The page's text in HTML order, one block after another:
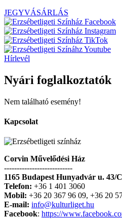
JEGYVÁSÁRLÁS
Hírlevél
Nyári foglalkoztatók
Nem található esemény!
Kapcsolat
Corvin Művelődési Ház
---------------------------
1165 Budapest Hunyadvár u. 43/C
Telefon: +36 1 401 3060
Mobil: +36 20 367 96 09, +36 20
E-mail: info@kulturliget.hu
Facebook: https://